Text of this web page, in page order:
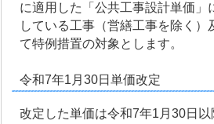
に適用した「公共工事設計単価」
している工事（営繕工事を除く）
て特例措置の対象とします。
令和7年1月30日単価改定
改定した単価は令和7年1月30日以